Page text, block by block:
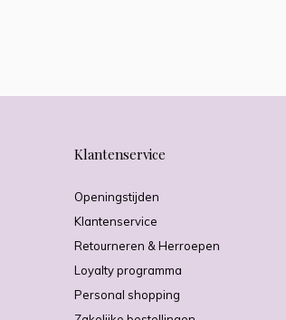
Klantenservice
Openingstijden
Klantenservice
Retourneren & Herroepen
Loyalty programma
Personal shopping